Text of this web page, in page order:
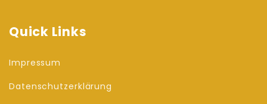
Quick Links
Impressum
Datenschutzerklärung